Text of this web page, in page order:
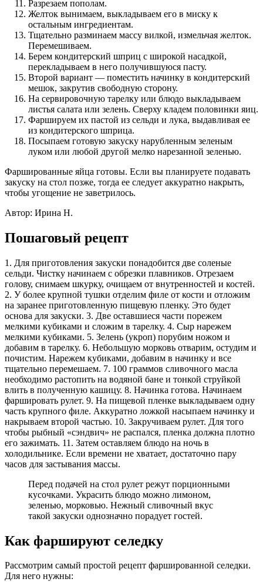
Разрезаем пополам.
Желток вынимаем, выкладываем его в миску к
остальным ингредиентам.
Тщательно разминаем массу вилкой, измельчая желток.
Перемешиваем.
Берем кондитерский шприц с широкой насадкой,
перекладываем в него получившуюся пасту.
Второй вариант — поместить начинку в кондитерский
мешок, закрутив свободную сторону.
На сервировочную тарелку или блюдо выкладываем
листья салата или зелень. Сверху кладем половинки яиц.
Фаршируем их пастой из сельди и лука, выдавливая ее
из кондитерского шприца.
Посыпаем готовую закуску нарубленным зеленым
луком или любой другой мелко нарезанной зеленью.
Фаршированные яйца готовы. Если вы планируете подавать
закуску на стол позже, тогда ее следует аккуратно накрыть,
чтобы угощение не заветрилось.
Автор: Ирина Н.
Пошаговый рецепт
1. Для приготовления закуски понадобится две соленые
сельди. Чистку начинаем с обрезки плавников. Отрезаем
голову, снимаем шкурку, очищаем от внутренностей и костей.
2. У более крупной тушки отделим филе от кости и отложим
на заранее приготовленную пищевую пленку. Это будет
основа для закуски. 3. Две оставшиеся части порежем
мелкими кубиками и сложим в тарелку. 4. Сыр нарежем
мелкими кубиками. 5. Зелень (укроп) порубим ножом и
добавим в тарелку. 6. Небольшую морковь отварим, остудим и
почистим. Нарежем кубиками, добавим в начинку и все
тщательно перемешаем. 7. 100 граммов сливочного масла
необходимо растопить на водяной бане и тонкой струйкой
влить в полученную кашицу. 8. Начинка готова. Начинаем
фаршировать рулет. 9. На пищевой пленке выкладываем одну
часть крупного филе. Аккуратно ложкой насыпаем начинку и
накрываем второй частью. 10. Закручиваем рулет. Для того
чтобы рыбный «сэндвич» не распался, пленка должна плотно
его зажимать. 11. Затем оставляем блюдо на ночь в
холодильнике. Если времени не хватает, достаточно пару
часов для застывания массы.
Перед подачей на стол рулет режут порционными
кусочками. Украсить блюдо можно лимоном,
зеленью, морковью. Нежный сливочный вкус
такой закуски однозначно порадует гостей.
Как фаршируют селедку
Рассмотрим самый простой рецепт фаршированной селедки.
Для него нужны: